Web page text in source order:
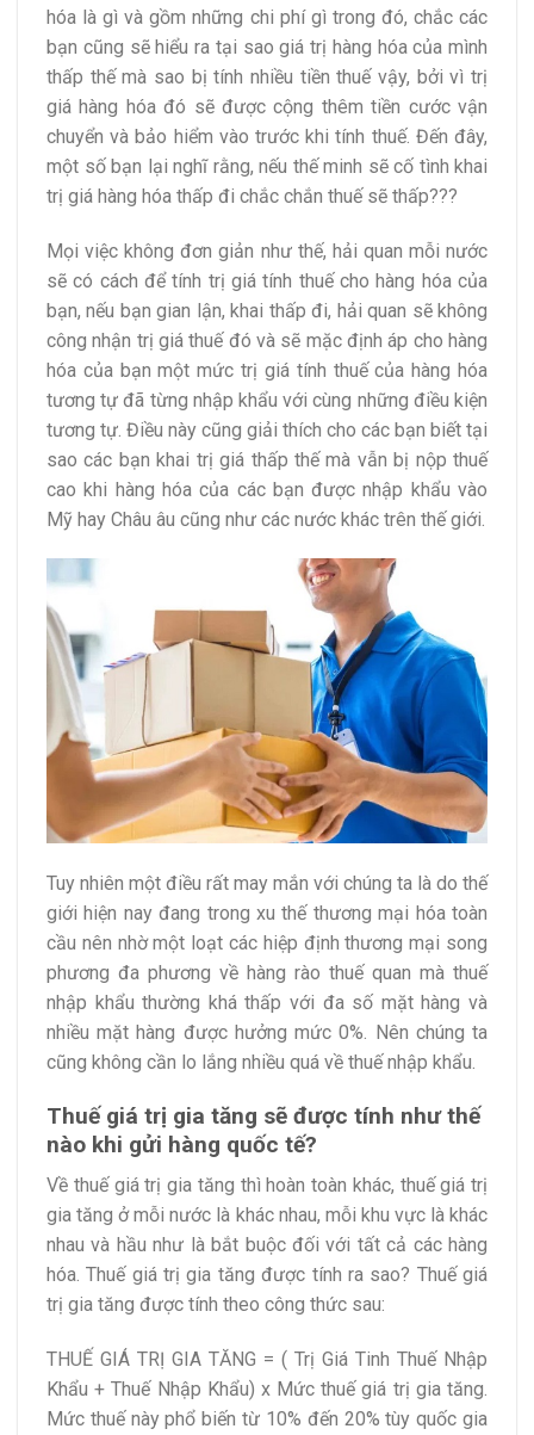
hóa là gì và gồm những chi phí gì trong đó, chắc các
bạn cũng sẽ hiểu ra tại sao giá trị hàng hóa của mình
thấp thế mà sao bị tính nhiều tiền thuế vậy, bởi vì trị
giá hàng hóa đó sẽ được cộng thêm tiền cước vận
chuyển và bảo hiểm vào trước khi tính thuế. Đến đây,
một số bạn lại nghĩ rằng, nếu thế minh sẽ cố tình khai
trị giá hàng hóa thấp đi chắc chắn thuế sẽ thấp???
Mọi việc không đơn giản như thế, hải quan mỗi nước
sẽ có cách để tính trị giá tính thuế cho hàng hóa của
bạn, nếu bạn gian lận, khai thấp đi, hải quan sẽ không
công nhận trị giá thuế đó và sẽ mặc định áp cho hàng
hóa của bạn một mức trị giá tính thuế của hàng hóa
tương tự đã từng nhập khẩu với cùng những điều kiện
tương tự. Điều này cũng giải thích cho các bạn biết tại
sao các bạn khai trị giá thấp thế mà vẫn bị nộp thuế
cao khi hàng hóa của các bạn được nhập khẩu vào
Mỹ hay Châu âu cũng như các nước khác trên thế giới.
Tuy nhiên một điều rất may mắn với chúng ta là do thế
giới hiện nay đang trong xu thế thương mại hóa toàn
cầu nên nhờ một loạt các hiệp định thương mại song
phương đa phương về hàng rào thuế quan mà thuế
nhập khẩu thường khá thấp với đa số mặt hàng và
nhiều mặt hàng được hưởng mức 0%. Nên chúng ta
cũng không cần lo lắng nhiều quá về thuế nhập khẩu.
Thuế giá trị gia tăng sẽ được tính như thế
nào khi gửi hàng quốc tế?
Về thuế giá trị gia tăng thì hoàn toàn khác, thuế giá trị
gia tăng ở mỗi nước là khác nhau, mỗi khu vực là khác
nhau và hầu như là bắt buộc đối với tất cả các hàng
hóa. Thuế giá trị gia tăng được tính ra sao? Thuế giá
trị gia tăng được tính theo công thức sau:
THUẾ GIÁ TRỊ GIA TĂNG = ( Trị Giá Tinh Thuế Nhập
Khẩu + Thuế Nhập Khẩu) x Mức thuế giá trị gia tăng.
Mức thuế này phổ biến từ 10% đến 20% tùy quốc gia